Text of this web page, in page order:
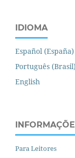
IDIOMA
Español (España)
Português (Brasil)
English
Para Leitores